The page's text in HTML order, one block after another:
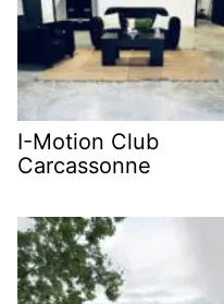
I-Motion Club
Carcassonne